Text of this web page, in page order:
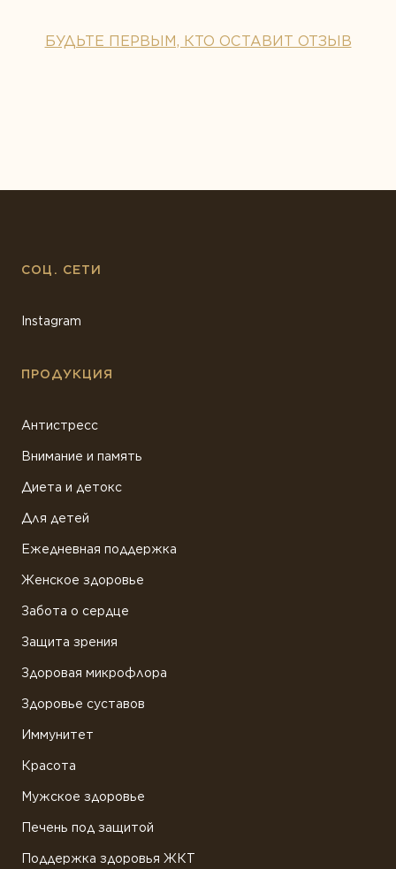
БУДЬТЕ ПЕРВЫМ, КТО ОСТАВИТ ОТЗЫВ
СОЦ. СЕТИ
Instagram
ПРОДУКЦИЯ
Антистресс
Внимание и память
Диета и детокс
Для детей
Ежедневная поддержка
Женское здоровье
Забота о сердце
Защита зрения
Здоровая микрофлора
Здоровье суставов
Иммунитет
Красота
Мужское здоровье
Печень под защитой
Поддержка здоровья ЖКТ